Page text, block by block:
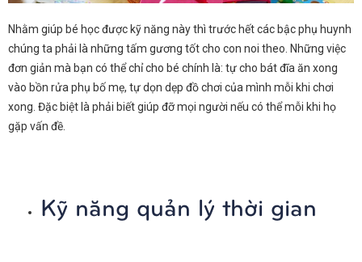
Nhằm giúp bé học được kỹ năng này thì trước hết các bậc phụ huynh
chúng ta phải là những tấm gương tốt cho con noi theo. Những việc
đơn giản mà bạn có thể chỉ cho bé chính là: tự cho bát đĩa ăn xong
vào bồn rửa phụ bố mẹ, tự dọn dẹp đồ chơi của mình mỗi khi chơi
xong. Đặc biệt là phải biết giúp đỡ mọi người nếu có thể mỗi khi họ
gặp vấn đề.
Kỹ năng quản lý thời gian